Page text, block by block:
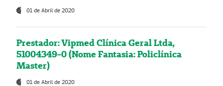
01 de Abril de 2020
Prestador: Vipmed Clínica Geral Ltda,
51004349-0 (Nome Fantasia: Policlínica
Master)
01 de Abril de 2020